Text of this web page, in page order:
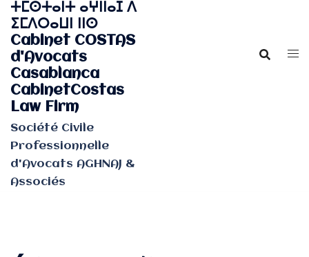
ⵜⵎⵙⵜⴰⵏⵜ ⴰⵖⵏⵏⴰⵊ ⴷ
ⵉⵎⴷⵔⴰⵡⵏ ⵏⵏⵙ
Cabinet COSTAS
d'Avocats
Casablanca
CabinetCostas
Law Firm
Société Civile
Professionnelle
d'Avocats AGHNAJ &
Associés